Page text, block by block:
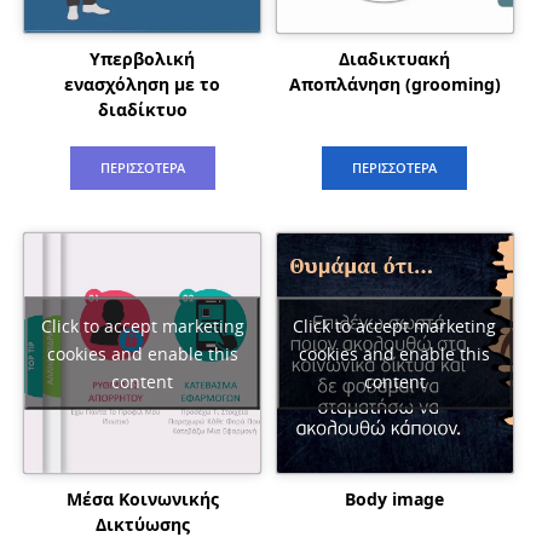
Υπερβολική
ενασχόληση με το
διαδίκτυο
ΠΕΡΙΣΣΟΤΕΡΑ
Διαδικτυακή
Αποπλάνηση (grooming)
ΠΕΡΙΣΣΟΤΕΡΑ
Click to accept marketing
cookies and enable this
content
Μέσα Κοινωνικής
Δικτύωσης
Click to accept marketing
cookies and enable this
content
Body image